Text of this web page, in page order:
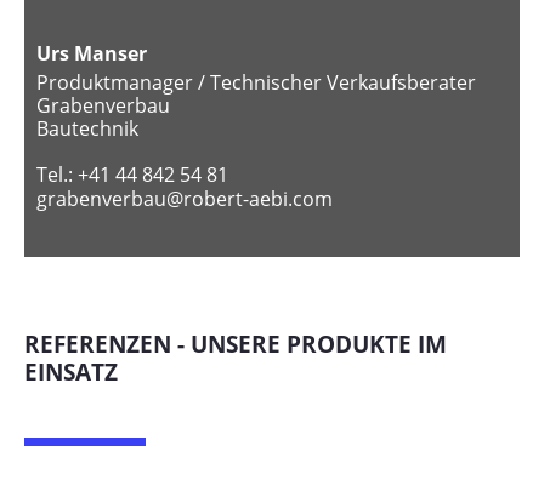
Urs Manser
Produktmanager / Technischer Verkaufsberater
Grabenverbau
Bautechnik
Tel.: +41 44 842 54 81
grabenverbau@robert-aebi.com
REFERENZEN - UNSERE PRODUKTE IM
EINSATZ